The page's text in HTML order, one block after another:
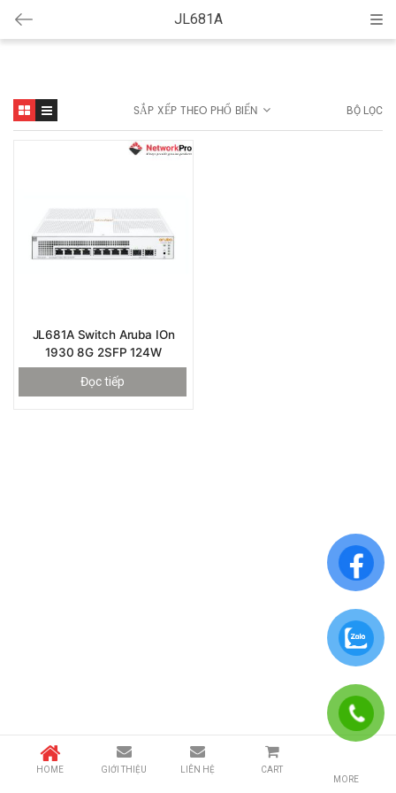
JL681A
SẮP XẾP THEO PHỔ BIẾN BỘ LỌC
JL681A Switch Aruba IOn
1930 8G 2SFP 124W
Đọc tiếp
HOME GIỚI THIỆU LIÊN HỆ
CART
MORE